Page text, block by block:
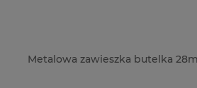
Metalowa zawieszka butelka